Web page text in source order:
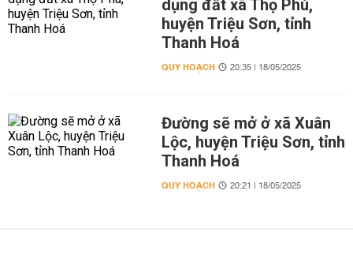
dụng đất xã Thọ Phú,
huyện Triệu Sơn, tỉnh
Thanh Hoá
QUY HOẠCH 20:35 | 18/05/2025
Đường sẽ mở ở xã Xuân
Lộc, huyện Triệu Sơn, tỉnh
Thanh Hoá
QUY HOẠCH 20:21 | 18/05/2025